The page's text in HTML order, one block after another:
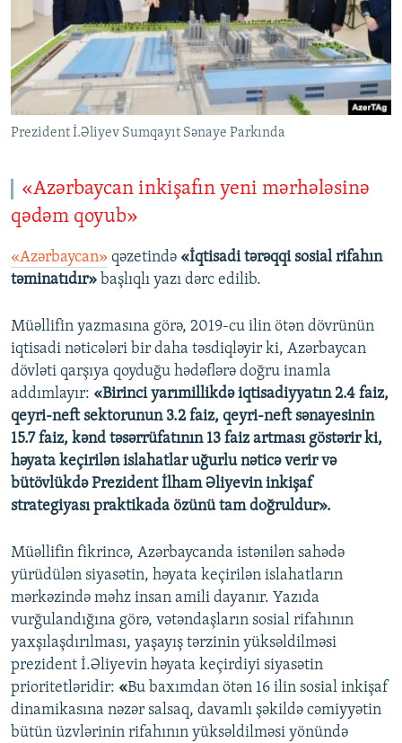
Prezident İ.Əliyev Sumqayıt Sənaye Parkında
«Azərbaycan inkişafın yeni mərhələsinə
qədəm qoyub»
«Azərbaycan» qəzetində «İqtisadi tərəqqi sosial rifahın
təminatıdır» başlıqlı yazı dərc edilib.
Müəllifin yazmasına görə, 2019-cu ilin ötən dövrünün
iqtisadi nəticələri bir daha təsdiqləyir ki, Azərbaycan
dövləti qarşıya qoyduğu hədəflərə doğru inamla
addımlayır: «Birinci yarımillikdə iqtisadiyyatın 2.4 faiz,
qeyri-neft sektorunun 3.2 faiz, qeyri-neft sənayesinin
15.7 faiz, kənd təsərrüfatının 13 faiz artması göstərir ki,
həyata keçirilən islahatlar uğurlu nəticə verir və
bütövlükdə Prezident İlham Əliyevin inkişaf
strategiyası praktikada özünü tam doğruldur».
Müəllifin fikrincə, Azərbaycanda istənilən sahədə
yürüdülən siyasətin, həyata keçirilən islahatların
mərkəzində məhz insan amili dayanır. Yazıda
vurğulandığına görə, vətəndaşların sosial rifahının
yaxşılaşdırılması, yaşayış tərzinin yüksəldilməsi
prezident İ.Əliyevin həyata keçirdiyi siyasətin
prioritetləridir: «Bu baxımdan ötən 16 ilin sosial inkişaf
dinamikasına nəzər salsaq, davamlı şəkildə cəmiyyətin
bütün üzvlərinin rifahının yüksəldilməsi yönündə